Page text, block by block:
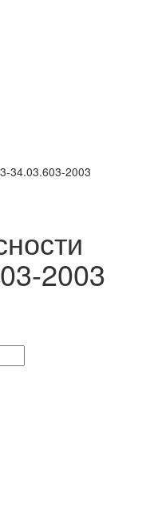
34.03.603-2003
2003